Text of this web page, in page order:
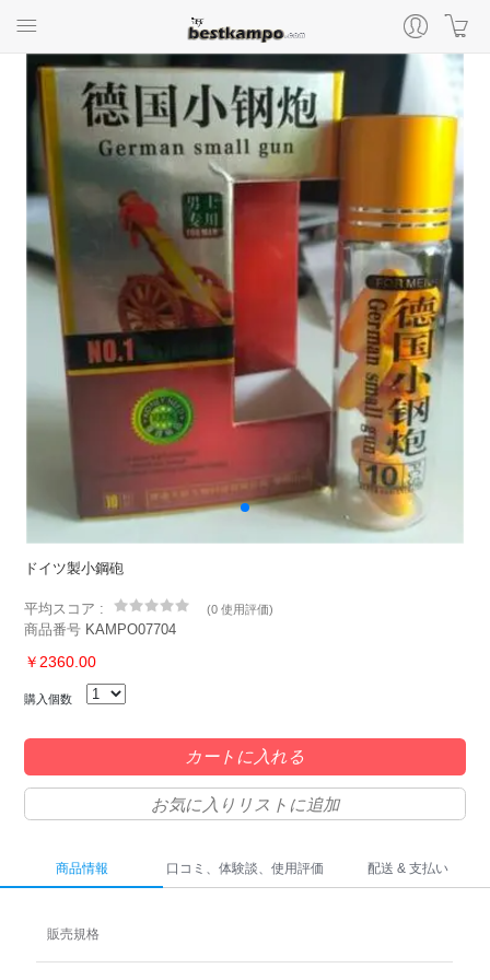
ドイツ製小鋼砲
平均スコア : (0 使用評価)
商品番号 KAMPO07704
￥2360.00
購入個数
カートに入れる
お気に入りリストに追加
商品情報 口コミ、体験談、使用評価 配送 & 支払い
販売規格